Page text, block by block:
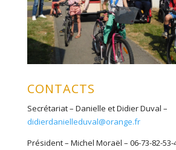
CONTACTS
Secrétariat – Danielle et Didier Duval –
didierdanielleduval@orange.fr
Président – Michel Moraël – 06-73-82-53-